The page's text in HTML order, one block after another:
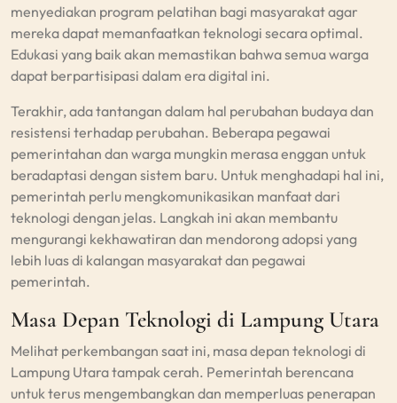
menyediakan program pelatihan bagi masyarakat agar
mereka dapat memanfaatkan teknologi secara optimal.
Edukasi yang baik akan memastikan bahwa semua warga
dapat berpartisipasi dalam era digital ini.
Terakhir, ada tantangan dalam hal perubahan budaya dan
resistensi terhadap perubahan. Beberapa pegawai
pemerintahan dan warga mungkin merasa enggan untuk
beradaptasi dengan sistem baru. Untuk menghadapi hal ini,
pemerintah perlu mengkomunikasikan manfaat dari
teknologi dengan jelas. Langkah ini akan membantu
mengurangi kekhawatiran dan mendorong adopsi yang
lebih luas di kalangan masyarakat dan pegawai
pemerintah.
Masa Depan Teknologi di Lampung Utara
Melihat perkembangan saat ini, masa depan teknologi di
Lampung Utara tampak cerah. Pemerintah berencana
untuk terus mengembangkan dan memperluas penerapan